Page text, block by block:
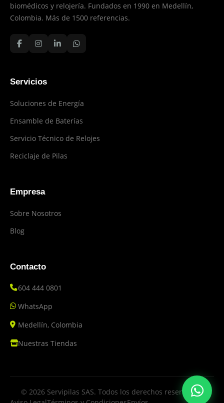
biomédicos y relojería. Fundados en 1990 en Medellín,
Colombia. Más de 1500 referencias.
Servicios
Soluciones de Energía
Ensamble de Baterías
Servicio Técnico de Relojes
Reciclaje de Pilas
Empresa
Sobre Nosotros
Blog
Contacto
604 444 0801
WhatsApp
Medellín, Colombia
Nuestras Tiendas
© 2026 Servipilas SAS. Todos los derechos reservados.